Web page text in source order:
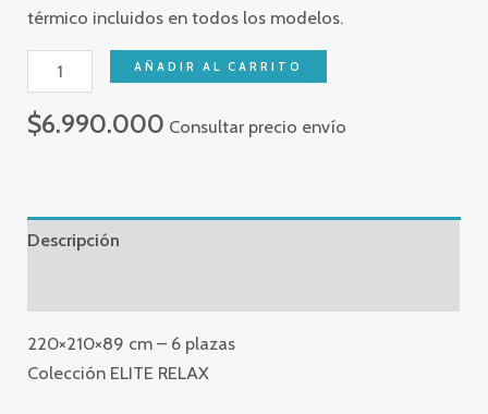
térmico incluidos en todos los modelos.
AÑADIR AL CARRITO
$6.990.000 Consultar precio envío
Descripción
220×210×89 cm – 6 plazas
Colección ELITE RELAX